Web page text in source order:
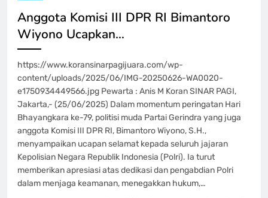
Anggota Komisi III DPR RI Bimantoro
Wiyono Ucapkan…
https://www.koransinarpagijuara.com/wp-
content/uploads/2025/06/IMG-20250626-WA0020-
e1750934449566.jpg Pewarta : Anis M Koran SINAR PAGI,
Jakarta,- (25/06/2025) Dalam momentum peringatan Hari
Bhayangkara ke-79, politisi muda Partai Gerindra yang juga
anggota Komisi III DPR RI, Bimantoro Wiyono, S.H.,
menyampaikan ucapan selamat kepada seluruh jajaran
Kepolisian Negara Republik Indonesia (Polri). Ia turut
memberikan apresiasi atas dedikasi dan pengabdian Polri
dalam menjaga keamanan, menegakkan hukum,…